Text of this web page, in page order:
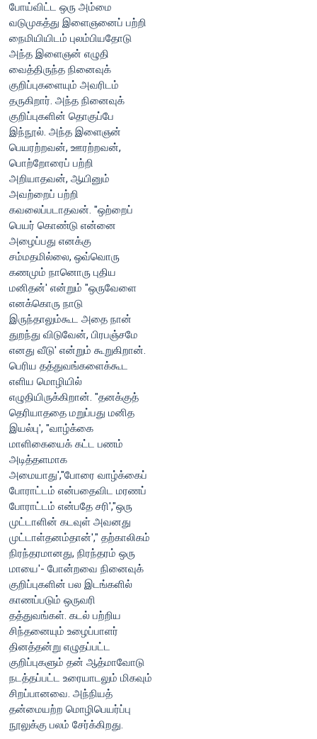
போய்விட்ட ஒரு அம்மை
வடுமுகத்து இளைஞனைப் பற்றி
நைமியியிடம் புலம்பியதோடு
அந்த இளைஞன் எழுதி
வைத்திருந்த நினைவுக்
குறிப்புகளையும் அவரிடம்
தருகிறார். அந்த நினைவுக்
குறிப்புகளின் தொகுப்பே
இந்நூல். அந்த இளைஞன்
பெயரற்றவன், ஊரற்றவன்,
பொற்றோரைப் பற்றி
அறியாதவன், ஆயினும்
அவற்றைப் பற்றி
கவலைப்படாதவன். "ஒற்றைப்
பெயர் கொண்டு என்னை
அழைப்பது எனக்கு
சம்மதமில்லை, ஒவ்வொரு
கணமும் நானொரு புதிய
மனிதன்' என்றும் "ஒருவேளை
எனக்கொரு நாடு
இருந்தாலும்கூட அதை நான்
துறந்து விடுவேன், பிரபஞ்சமே
எனது வீடு' என்றும் கூறுகிறான்.
பெரிய தத்துவங்களைக்கூட
எளிய மொழியில்
எழுதியிருக்கிறான். "தனக்குத்
தெரியாததை மறுப்பது மனித
இயல்பு', "வாழ்க்கை
மாளிகையைக் கட்ட பணம்
அடித்தளமாக
அமையாது',"போரை வாழ்க்கைப்
போராட்டம் என்பதைவிட மரணப்
போராட்டம் என்பதே சரி',"ஒரு
முட்டாளின் கடவுள் அவனது
முட்டாள்தனம்தான்'," தற்காலிகம்
நிரந்தரமானது, நிரந்தரம் ஒரு
மாயை'- போன்றவை நினைவுக்
குறிப்புகளின் பல இடங்களில்
காணப்படும் ஒருவரி
தத்துவங்கள். கடல் பற்றிய
சிந்தனையும் உழைப்பாளர்
தினத்தன்று எழுதப்பட்ட
குறிப்புகளும் தன் ஆத்மாவோடு
நடத்தப்பட்ட உரையாடலும் மிகவும்
சிறப்பானவை. அந்நியத்
தன்மையற்ற மொழிபெயர்ப்பு
நூலுக்கு பலம் சேர்க்கிறது.